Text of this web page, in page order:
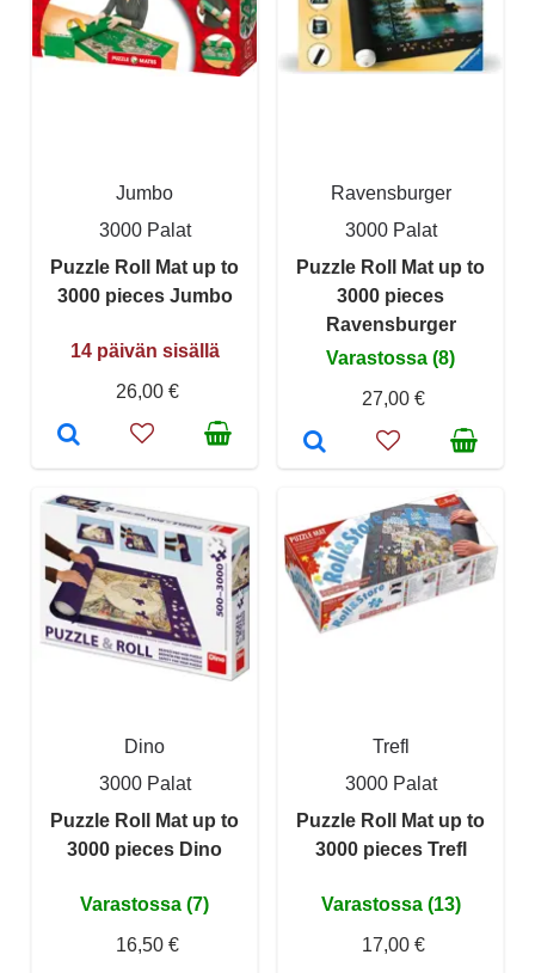
Jumbo
3000 Palat
Puzzle Roll Mat up to
3000 pieces Jumbo
14 päivän sisällä
26,00 €
Ravensburger
3000 Palat
Puzzle Roll Mat up to
3000 pieces
Ravensburger
Varastossa (8)
27,00 €
Dino
3000 Palat
Puzzle Roll Mat up to
3000 pieces Dino
Varastossa (7)
16,50 €
Trefl
3000 Palat
Puzzle Roll Mat up to
3000 pieces Trefl
Varastossa (13)
17,00 €